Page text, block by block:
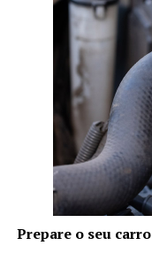
Prepare o seu carro